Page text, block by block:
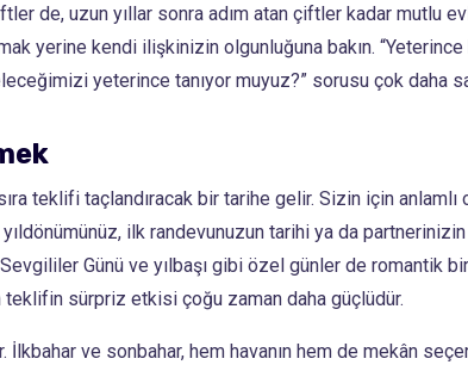
de, uzun yıllar sonra adım atan çiftler kadar mutlu
yerine kendi ilişkinizin olgunluğuna bakın.
yeterince tanıyor muyuz?” sorusu çok daha
teklifi taçlandıracak bir tarihe gelir. Sizin için anlamlı
ilk randevunuzun tarihi ya da
Günü ve yılbaşı gibi özel günler de romantik
sürpriz etkisi çoğu zaman daha güçlüdür.
ve sonbahar, hem havanın hem de mekân